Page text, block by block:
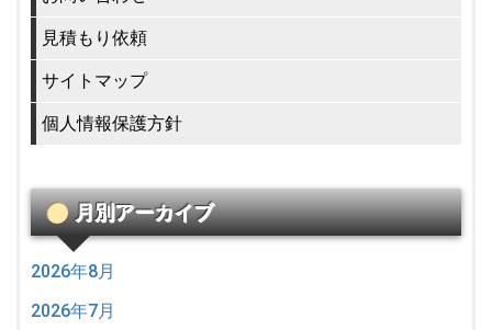
見積もり依頼
サイトマップ
個人情報保護方針
月別アーカイブ
2026年8月
2026年7月